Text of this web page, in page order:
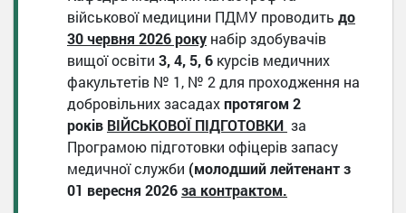
військової медицини ПДМУ проводить до
30червня 2026 року набір здобувачів
вищої освіти 3, 4, 5, 6 курсів медичних
факультетів № 1, № 2 для проходження на
добровільних засадахпротягом 2
років ВІЙСЬКОВОЇ ПІДГОТОВКИ за
Програмою підготовки офіцерів запасу
медичної служби (молодший лейтенантз
01 вересня 2026за контрактом.